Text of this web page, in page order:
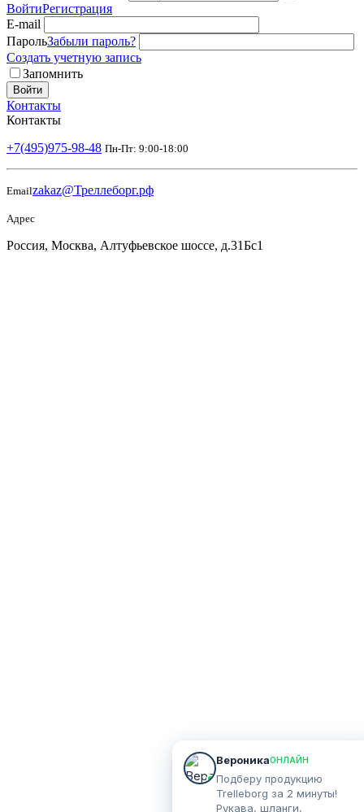
ВойтиРегистрация
E-mail
ПарольЗабыли пароль?
Создать учетную запись
Запомнить
Войти
Контакты
Контакты
+7(495)975-98-48 Пн-Пт: 9:00-18:00
Emailzakaz@Треллеборг.рф
Адрес
Россия, Москва, Алтуфьевское шоссе, д.31Бс1
ВероникаОНЛАЙН
Подберу продукцию
Trelleborg за 2 минуты!
Рукава, шланги,